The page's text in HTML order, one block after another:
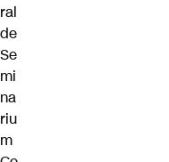
ral
de
Se
mi
na
riu
m